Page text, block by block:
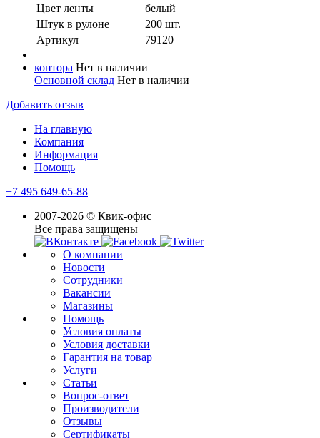
Цвет ленты
белый
Штук в рулоне
200 шт.
Артикул
79120
контора Нет в наличии
Основной склад Нет в наличии
Добавить отзыв
На главную
Компания
Информация
Помощь
+7 495 649-65-88
2007-2026 © Квик-офис
Все права защищены
О компании
Новости
Сотрудники
Вакансии
Магазины
Помощь
Условия оплаты
Условия доставки
Гарантия на товар
Услуги
Статьи
Вопрос-ответ
Производители
Отзывы
Сертификаты